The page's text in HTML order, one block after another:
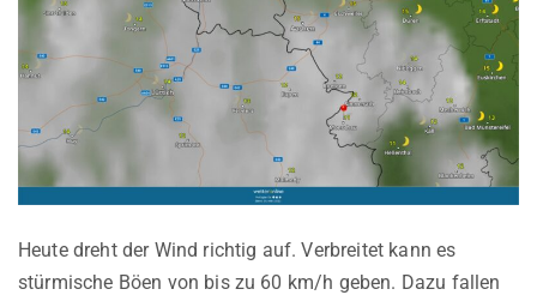
Heute dreht der Wind richtig auf. Verbreitet kann es
stürmische Böen von bis zu 60 km/h geben. Dazu fallen